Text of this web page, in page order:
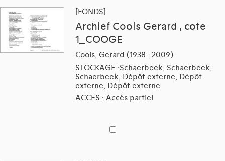
[FONDS]
Archief Cools Gerard , cote
1_COOGE
Cools, Gerard (1938 - 2009)
STOCKAGE :Schaerbeek, Schaerbeek,
Schaerbeek, Dépôt externe, Dépôt
externe, Dépôt externe
ACCES : Accès partiel